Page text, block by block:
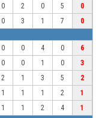
0 2 0 5
0
0 3 1 7
0
0 0 4 0
6
0 0 1 0
3
2 1 3 5
2
1 1 1 2
1
1 1 2 4
1